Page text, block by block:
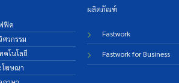
ฟิค
วกรรม
คโนโลยี
โฆษณา
ผลิตภัณฑ์
Fastwork
Fastwork for Business